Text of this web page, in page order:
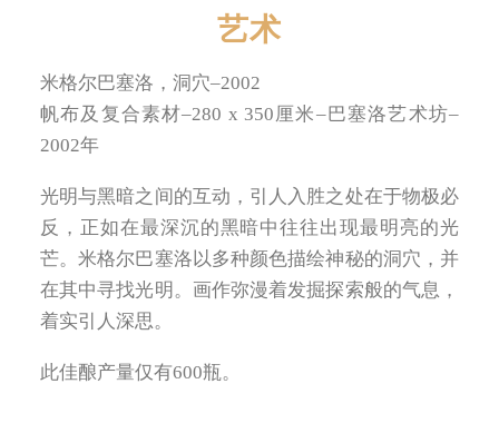
艺术
米格尔巴塞洛，洞穴–2002
帆布及复合素材–280 x 350厘米–巴塞洛艺术坊–
2002年
光明与黑暗之间的互动，引人入胜之处在于物极必
反，正如在最深沉的黑暗中往往出现最明亮的光
芒。米格尔巴塞洛以多种颜色描绘神秘的洞穴，并
在其中寻找光明。画作弥漫着发掘探索般的气息，
着实引人深思。
此佳酿产量仅有600瓶。